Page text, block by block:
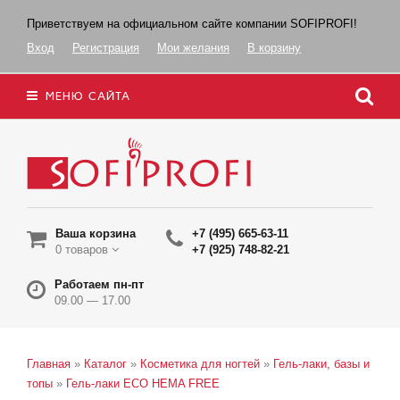
Приветствуем на официальном сайте компании SOFIPROFI!
Вход
Регистрация Мои желания В корзину
МЕНЮ САЙТА
Ваша корзина
0 товаров
+7 (495) 665-63-11
+7 (925) 748-82-21
Работаем пн-пт
09.00 — 17.00
Главная » Каталог » Косметика для ногтей » Гель-лаки, базы и
топы » Гель-лаки ECO HEMA FREE